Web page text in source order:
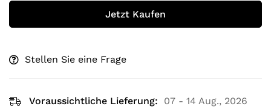
Jetzt Kaufen
Stellen Sie eine Frage
Voraussichtliche Lieferung: 07 - 14 Aug., 2026